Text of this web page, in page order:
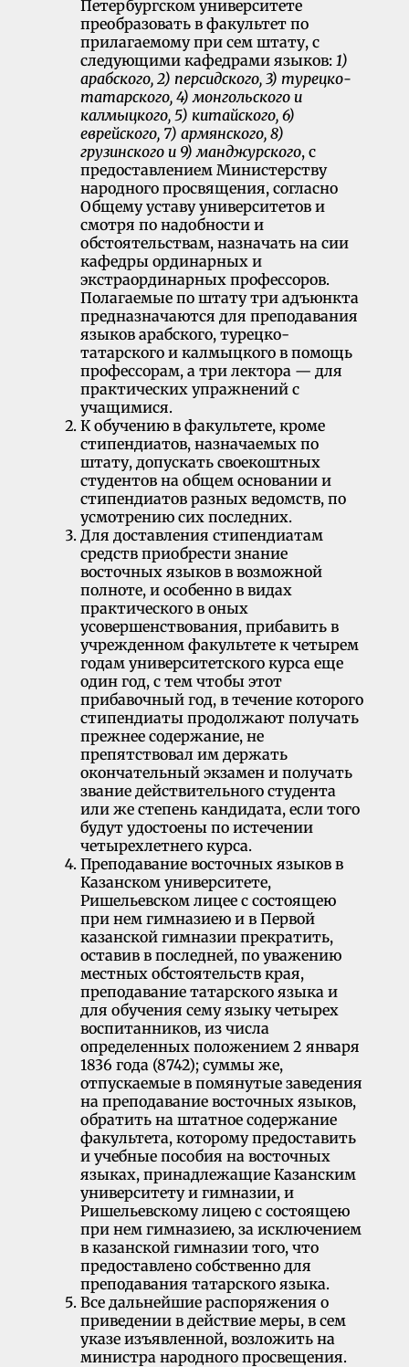
Петербургском университете
преобразовать в факультет по
прилагаемому при сем штату, с
следующими кафедрами языков: 1)
арабского, 2) персид­ского, 3) турецко-
татарского, 4) монгольского и
калмыцкого, 5) китайского, 6)
еврейского, 7) армянского, 8)
грузинского и 9) манджурского, с
предос­тавлением Министерству
народного просвящения, согласно
Общему уставу университетов и
смотря по надобности и
обстоятельствам, назначать на сии
кафедры ординарных и
экстраординарных профессоров.
Полагаемые по штату три адъюнкта
предназначаются для преподавания
языков араб­ского, турецко-
татарского и калмыцкого в помощь
профессорам, а три лек­тора — для
практических упражнений с
учащимися.
К обучению в факультете, кроме
стипендиатов, назначаемых по
штату, допускать своекоштных
студентов на общем основании и
стипендиатов раз­ных ведомств, по
усмотрению сих последних.
Для доставления стипендиатам
средств приобрести знание
восточных языков в возможной
полноте, и особенно в видах
практического в оных
усовершенствования, прибавить в
учрежденном факультете к четырем
го­дам университетского курса еще
один год, с тем чтобы этот
прибавочный год, в течение которого
стипендиаты продолжают получать
прежнее содер­жание, не
препятствовал им держать
окончательный экзамен и получать
звание действительного студента
или же степень кандидата, если того
будут удостоены по истечении
четырехлетнего курса.
Преподавание восточных языков в
Казанском университете,
Ришельевском лицее с состоящею
при нем гимназиею и в Первой
казанской гимна­зии прекратить,
оставив в последней, по уважению
местных обстоятельств края,
преподавание татарского языка и
для обучения сему языку четырех
воспитанников, из числа
определенных положением 2 января
1836 года (8742); суммы же,
отпускаемые в помянутые заведения
на преподавание восточных языков,
обратить на штатное содержание
факультета, которому предоставить
и учебные пособия на восточных
языках, принадлежащие Ка­занским
университету и гимназии, и
Ришельевскому лицею с состоящею
при нем гимназиею, за исключением
в казанской гимназии того, что
предос­тавлено собственно для
преподавания татарского языка.
Все дальнейшие распоряжения о
приведении в действие меры, в сем
указе изъявленной, возложить на
министра народного просвещения.